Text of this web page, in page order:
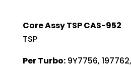
Core Assy TSP CAS-952
TSP
Per Turbo:9Y7756,